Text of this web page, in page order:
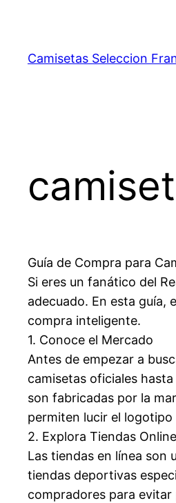
contenido
Camisetas Seleccion
Guía de Compra para
Si eres un fanático del
adecuado. En esta guía,
compra inteligente.
1. Conoce el Mercado
Antes de empezar a
camisetas oficiales
son fabricadas por la
permiten lucir el logotipo
2. Explora Tiendas Online
Las tiendas en línea son
tiendas deportivas
compradores para